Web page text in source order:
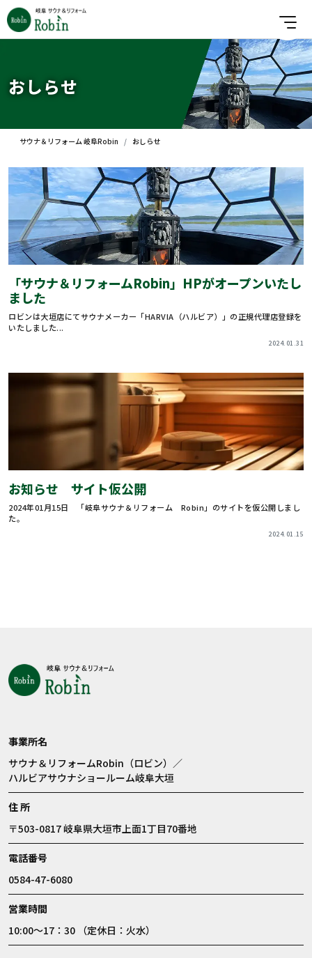
おしらせ
サウナ＆リフォーム 岐阜Robin おしらせ
「サウナ＆リフォームRobin」HPがオープンいたし
ました
ロビンは大垣店にてサウナメーカー「HARVIA（ハルビア）」の正規代理店登録を
いたしました...
2024.01.31
お知らせ サイト仮公開
2024年01月15日 「岐阜サウナ＆リフォーム Robin」のサイトを仮公開しまし
た。
2024.01.15
事業所名
サウナ＆リフォームRobin（ロビン）／
ハルビアサウナショールーム岐阜大垣
住 所
〒503-0817 岐阜県大垣市上面1丁目70番地
電話番号
0584-47-6080
営業時間
10:00～17：30 （定休日：火水）